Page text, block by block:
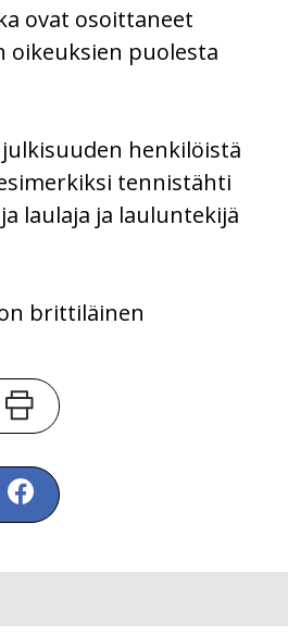
ovat osoittaneet
oikeuksien puolesta
henkilöistä
tennistähti
laulaja ja lauluntekijä
brittiläinen